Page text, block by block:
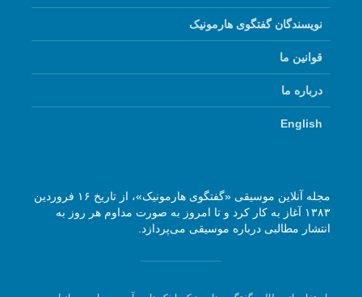
نویسندگان گفتگوی هارمونیک
قوانین ما
درباره ما
English
مجله آنلاین موسیقی «گفتگوی هارمونیک»، از تاریخ ۱۶ فروردین
۱۳۸۳ آغاز به کار کرد و تا امروز به صورت مداوم هر روز به
انتشار مطالبی درباره موسیقی می‌پردازد.